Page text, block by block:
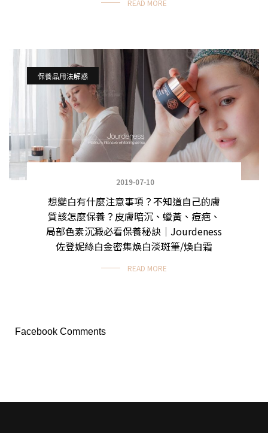
READ MORE
保養品用法解惑
2019-07-10
想變白有什麼注意事項？不知道自己的膚
質該怎麼保養？皮膚暗沉、蠟黃、痘疤、
局部色素沉澱必看保養秘訣｜Jourdeness
佐登妮絲白金密集煥白淡斑筆/煥白霜
READ MORE
Facebook Comments